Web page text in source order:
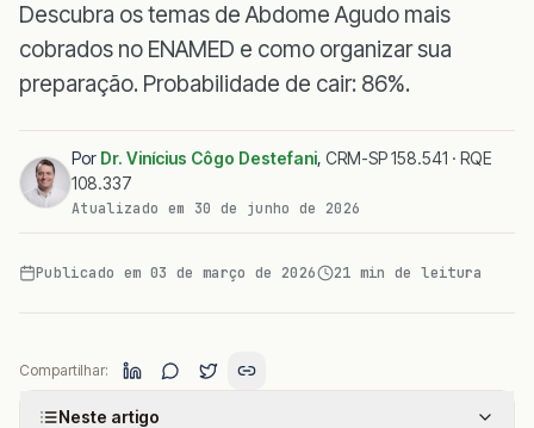
Descubra os temas de Abdome Agudo mais
cobrados no ENAMED e como organizar sua
preparação. Probabilidade de cair: 86%.
Por Dr. Vinícius Côgo Destefani, CRM-SP 158.541 · RQE
108.337
Atualizado em 30 de junho de 2026
Publicado em 03 de março de 2026 21 min de leitura
Compartilhar:
Neste artigo